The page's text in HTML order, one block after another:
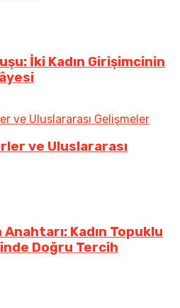
İki Kadın Girişimcinin
ve Uluslararası
Anahtarı: Kadın Topuklu
Doğru Tercih